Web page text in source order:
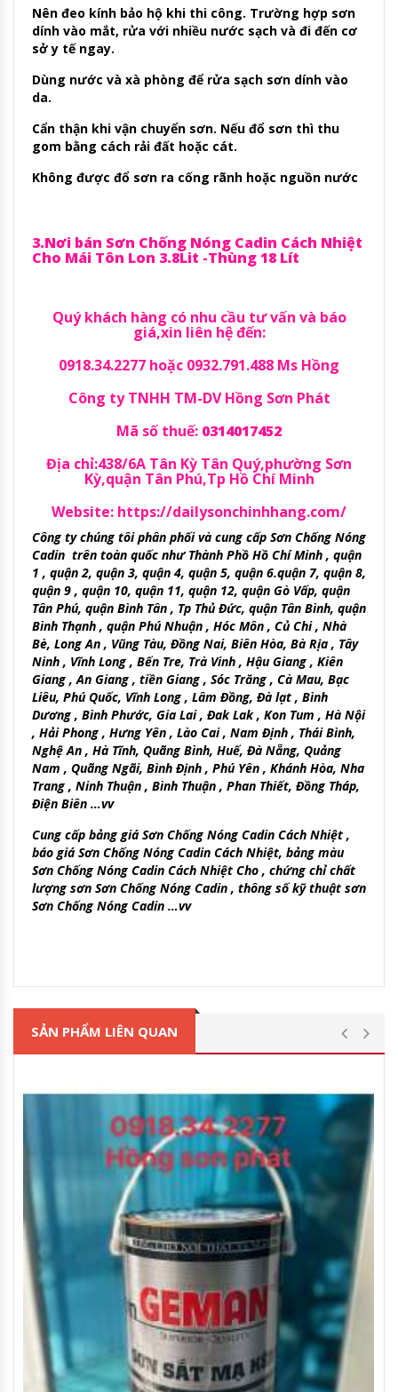
Nên đeo kính bảo hộ khi thi công. Trường hợp sơn
dính vào mắt, rửa với nhiều nước sạch và đi đến cơ
sở y tế ngay.
Dùng nước và xà phòng để rửa sạch sơn dính vào
da.
Cẩn thận khi vận chuyển sơn. Nếu đổ sơn thì thu
gom bằng cách rải đất hoặc cát.
Không được đổ sơn ra cống rãnh hoặc nguồn nước
3.Nơi bán Sơn Chống Nóng Cadin Cách Nhiệt
Cho Mái Tôn Lon 3.8Lit -Thùng 18 Lít
Quý khách hàng có nhu cầu tư vấn và báo
giá,xin liên hệ đến:
0918.34.2277 hoặc 0932.791.488 Ms Hồng
Công ty TNHH TM-DV Hồng Sơn Phát
Mã số thuế: 0314017452
Địa chỉ:438/6A Tân Kỳ Tân Quý,phường Sơn
Kỳ,quận Tân Phú,Tp Hồ Chí Minh
Website: https://dailysonchinhhang.com/
Công ty chúng tôi phân phối và cung cấp Sơn Chống Nóng
Cadin trên toàn quốc như Thành Phồ Hồ Chí Minh , quận
1 , quận 2, quận 3, quận 4, quận 5, quận 6.quận 7, quận 8,
quận 9 , quận 10, quận 11, quận 12, quận Gò Vấp, quận
Tân Phú, quận Bình Tân , Tp Thủ Đức, quận Tân Bình, quận
Bình Thạnh , quận Phú Nhuận , Hóc Môn , Củ Chi , Nhà
Bè, Long An , Vũng Tàu, Đồng Nai, Biên Hòa, Bà Rịa , Tây
Ninh , Vĩnh Long , Bến Tre, Trà Vinh , Hậu Giang , Kiên
Giang , An Giang , tiền Giang , Sóc Trăng , Cà Mau, Bạc
Liêu, Phú Quốc, Vĩnh Long , Lâm Đồng, Đà lạt , Bình
Dương , Bình Phước, Gia Lai , Đak Lak , Kon Tum , Hà Nội
, Hải Phong , Hưng Yên , Lào Cai , Nam Định , Thái Bình,
Nghệ An , Hà Tĩnh, Quãng Bình, Huế, Đà Nẵng, Quảng
Nam , Quãng Ngãi, Bình Định , Phú Yên , Khánh Hòa, Nha
Trang , Ninh Thuận , Bình Thuận , Phan Thiết, Đồng Tháp,
Điện Biên …vv
Cung cấp bảng giá Sơn Chống Nóng Cadin Cách Nhiệt ,
báo giá Sơn Chống Nóng Cadin Cách Nhiệt, bảng màu
Sơn Chống Nóng Cadin Cách Nhiệt Cho , chứng chỉ chất
lượng sơn Sơn Chống Nóng Cadin , thông số kỹ thuật sơn
Sơn Chống Nóng Cadin …vv
SẢN PHẨM LIÊN QUAN